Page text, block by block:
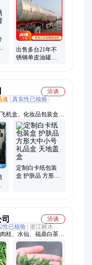
篮自卸侧翻半挂车、
出售多台21年不
锈钢单皮油罐半
洽谈
速
真实性已核验
机盒、化妆品包装盒、
装画册、书刊杂志、海
录期刊、礼品袋
定制白卡纸包装
盒 护肤品 方形大
洽谈
性已核验 浙江丽水
桂、水仙、福鼎白茶、
漳平水仙、冻顶乌龙、
化橘红、桂花红茶、陈
安化黑茶、云雾绿茶